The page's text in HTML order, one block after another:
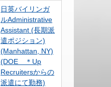
日英バイリンガ
ルAdministrative
Assistant (長期派
遣ポジション)
(Manhattan, NY)
(DOE ＊Up
Recruitersからの
派遣にて勤務)